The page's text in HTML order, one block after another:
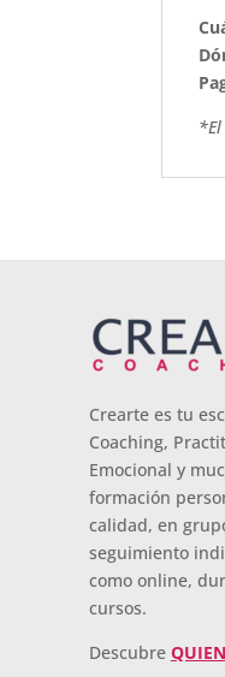
P
Crearte es tu
Coaching,
Emocional y
formación
calidad, en
seguimiento
como online,
cursos.
Descubre